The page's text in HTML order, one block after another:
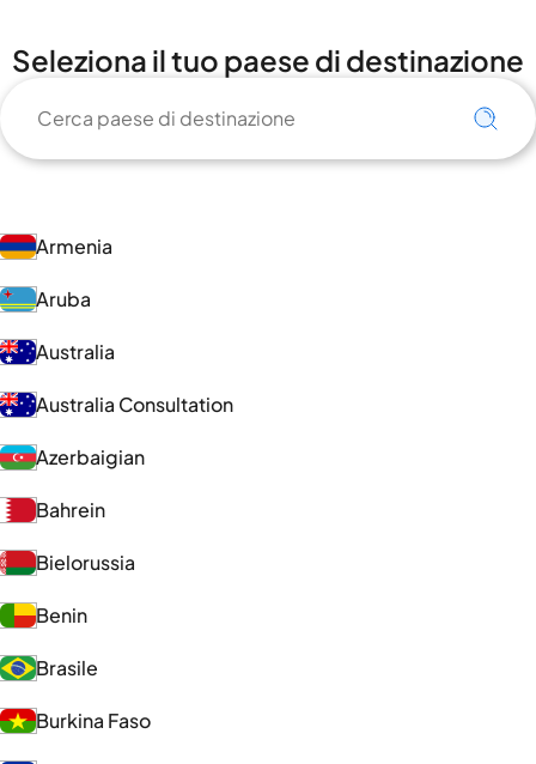
Seleziona il tuo paese di destinazione
Armenia
Aruba
Australia
Australia Consultation
Azerbaigian
Bahrein
Bielorussia
Benin
Brasile
Burkina Faso